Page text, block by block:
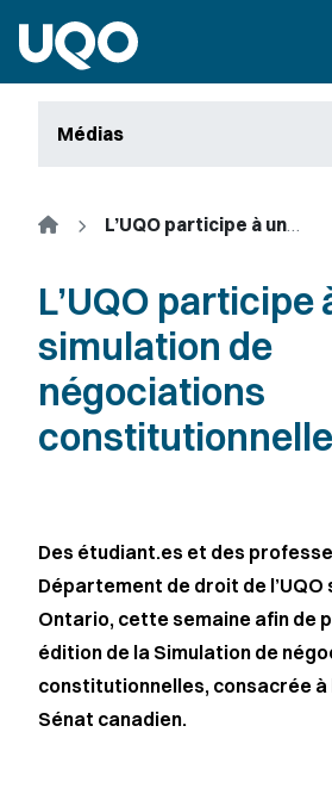
Médias
Accueil L’UQO participe à une simulation de négociations constitutionnelles
L’UQO participe
simulation de
négociations
Des étudiant.es et des
Département de droit de l’UQO
Ontario, cette semaine afin de
édition de la Simulation de
constitutionnelles, consacrée
Sénat canadien.